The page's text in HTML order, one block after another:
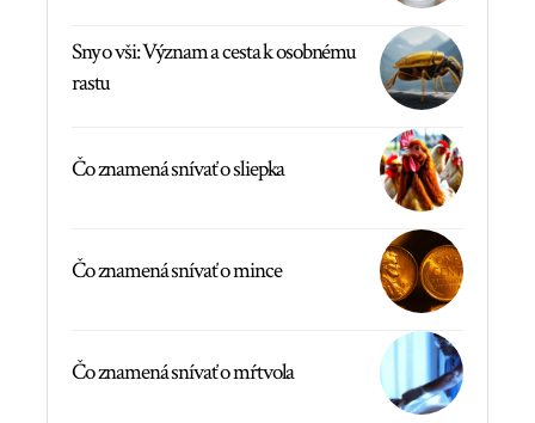
Sny o vši: Význam a cesta k osobnému
rastu
Čo znamená snívať o sliepka
Čo znamená snívať o mince
Čo znamená snívať o mŕtvola